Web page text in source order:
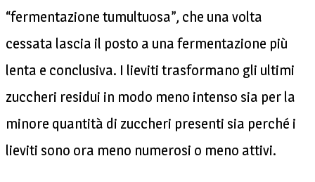
“fermentazione tumultuosa”, che una volta
cessata lascia il posto a una fermentazione più
lenta e conclusiva. I lieviti trasformano gli ultimi
zuccheri residui in modo meno intenso sia per la
minore quantità di zuccheri presenti sia perché i
lieviti sono ora meno numerosi o meno attivi.